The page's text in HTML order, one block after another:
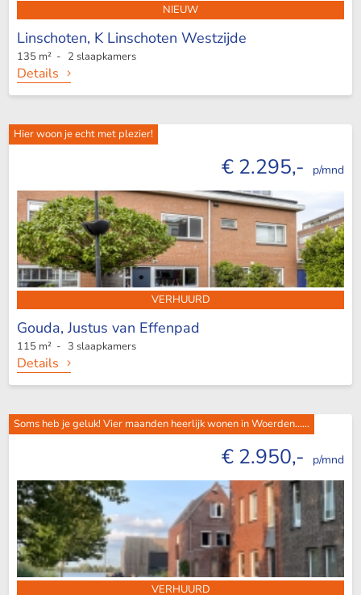
NIEUW
Linschoten, K Linschoten Westzijde
135 m² - 2 slaapkamers
Details
Hier woon je echt met plezier!
€ 2.295,- p/mnd
VERHUURD
Gouda,Justus van Effenpad
115 m² - 3 slaapkamers
Details
Soms heb je geluk! Vier maanden heerlijk wonen in Woerden......
€ 2.950,- p/mnd
VERHUURD